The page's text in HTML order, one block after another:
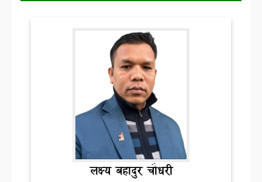
लक्ष्य बहादुर चौधरी